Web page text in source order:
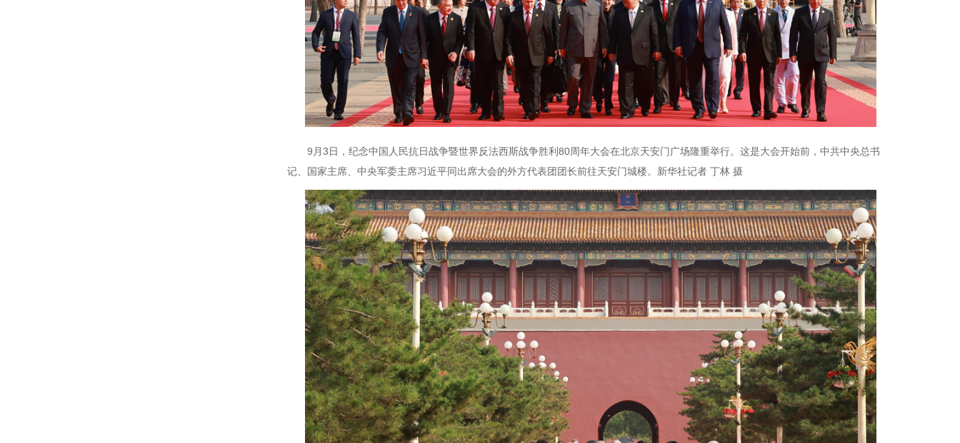
9月3日，纪念中国人民抗日战争暨世界反法西斯战争胜利80周年大会在北京天安门广场隆重举行。这是大会开始前，中共中央总书
记、国家主席、中央军委主席习近平同出席大会的外方代表团团长前往天安门城楼。新华社记者 丁林 摄